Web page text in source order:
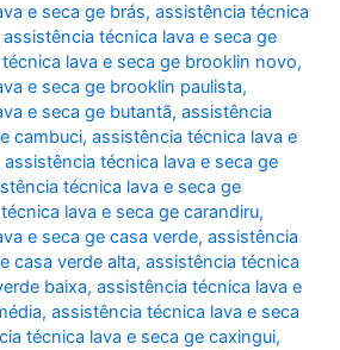
e seca ge brás,assistência técnica
assistência técnica lava e seca ge
lava e seca ge brooklin novo,
e seca ge brooklin paulista,
e seca ge butantã,assistência
cambuci,assistência técnica lava e
assistência técnica lava e seca ge
técnica lava e seca ge
lava e seca ge carandiru,
e seca ge casa verde,assistência
casa verde alta,assistência técnica
baixa,assistência técnica lava e
,assistência técnica lava e seca
técnica lava e seca ge caxingui,